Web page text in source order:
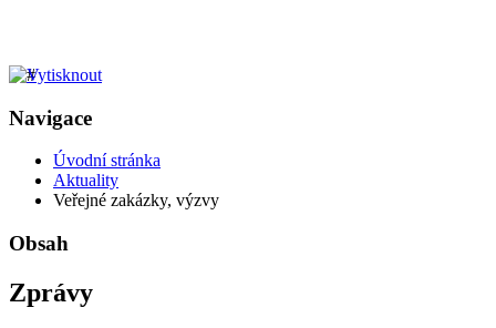
Navigace
Úvodní stránka
Aktuality
Veřejné zakázky, výzvy
Obsah
Zprávy